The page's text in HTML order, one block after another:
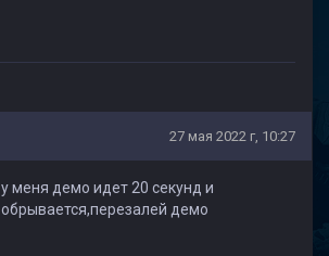
27 мая 2022 г, 10:27
у меня демо идет 20 секунд и
обрывается,перезалей демо